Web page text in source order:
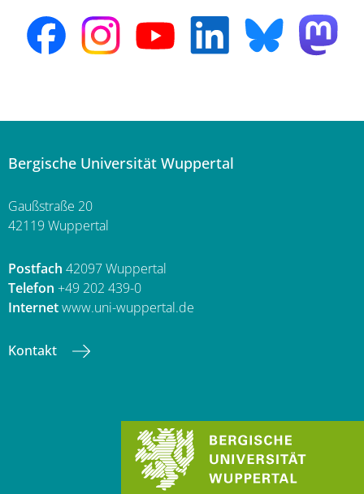
Bergische Universität Wuppertal
Gaußstraße 20
42119 Wuppertal
Postfach 42097 Wuppertal
Telefon +49 202 439-0
Internetwww.uni-wuppertal.de
Kontakt